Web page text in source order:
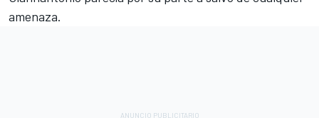
amenaza.